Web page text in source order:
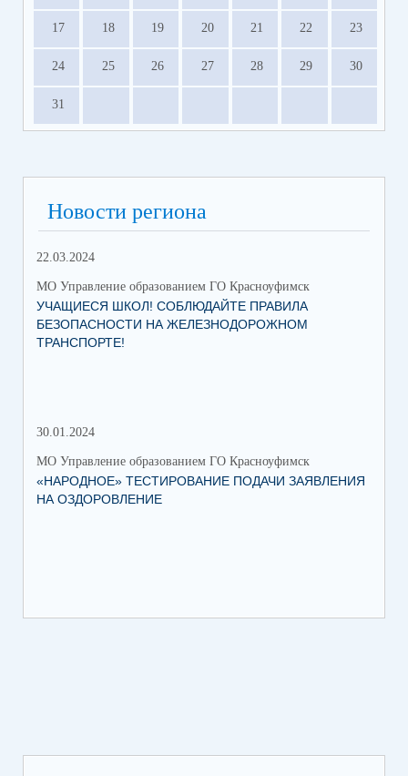
17 18 19 20 21 22 23
24 25 26 27 28 29 30
31
Новости региона
22.03.2024
МО Управление образованием ГО Красноуфимск
УЧАЩИЕСЯ ШКОЛ! СОБЛЮДАЙТЕ ПРАВИЛА
БЕЗОПАСНОСТИ НА ЖЕЛЕЗНОДОРОЖНОМ
ТРАНСПОРТЕ!
30.01.2024
МО Управление образованием ГО Красноуфимск
«НАРОДНОЕ» ТЕСТИРОВАНИЕ ПОДАЧИ ЗАЯВЛЕНИЯ
НА ОЗДОРОВЛЕНИЕ